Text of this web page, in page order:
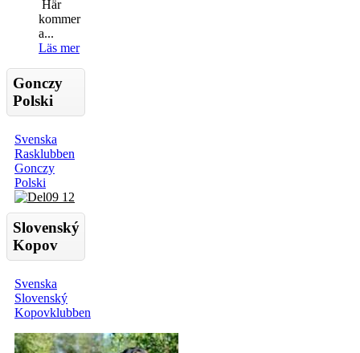
Här
kommer
a...
Läs mer
Gonczy
Polski
Svenska
Rasklubben
Gonczy
Polski
Slovenský
Kopov
Svenska
Slovenský
Kopovklubben